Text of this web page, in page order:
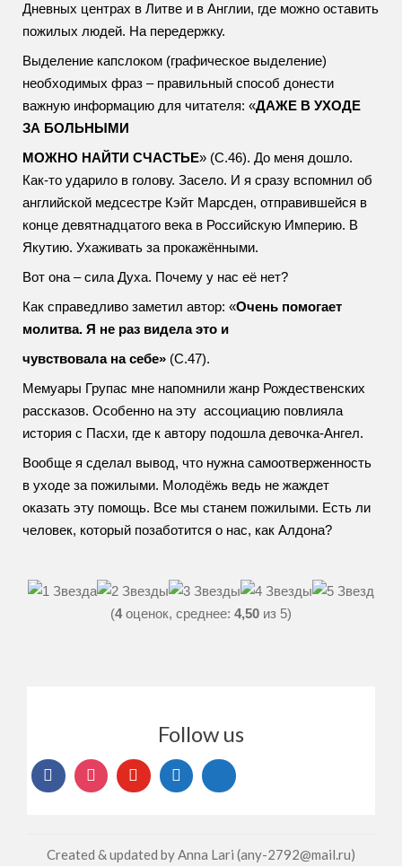
Дневных центрах в Литве и в Англии, где можно оставить
пожилых людей. На передержку.
Выделение капслоком (графическое выделение)
необходимых фраз – правильный способ донести
важную информацию для читателя: «ДАЖЕ В УХОДЕ
ЗА БОЛЬНЫМИ
МОЖНО НАЙТИ СЧАСТЬЕ» (С.46). До меня дошло.
Как-то ударило в голову. Засело. И я сразу вспомнил об
английской медсестре Кэйт Марсден, отправившейся в
конце девятнадцатого века в Российскую Империю. В
Якутию. Ухаживать за прокажёнными.
Вот она – сила Духа. Почему у нас её нет?
Как справедливо заметил автор: «Очень помогает
молитва. Я не раз видела это и
чувствовала на себе» (С.47).
Мемуары Групас мне напомнили жанр Рождественских
рассказов. Особенно на эту ассоциацию повлияла
история с Пасхи, где к автору подошла девочка-Ангел.
Вообще я сделал вывод, что нужна самоотверженность
в уходе за пожилыми. Молодёжь ведь не жаждет
оказать эту помощь. Все мы станем пожилыми. Есть ли
человек, который позаботится о нас, как Алдона?
(4оценок, среднее: 4,50 из 5)
Follow us
Created & updated by Anna Lari (any-2792@mail.ru)